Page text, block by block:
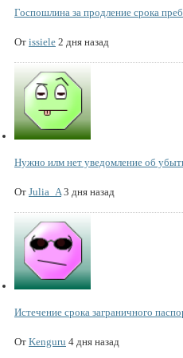
Госпошлина за продление срока
От issiele 2 дня назад
Нужно илм нет уведомление об
От Julia_A 3 дня назад
Истечение срока заграничного
От Kenguru 4 дня назад